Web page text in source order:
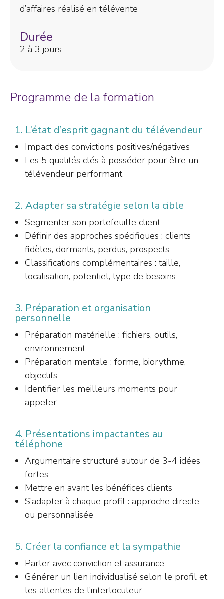
d’affaires réalisé en télévente
Durée
2 à 3 jours
Programme de la formation
1. L’état d’esprit gagnant du télévendeur
Impact des convictions positives/négatives
Les 5 qualités clés à posséder pour être un
télévendeur performant
2. Adapter sa stratégie selon la cible
Segmenter son portefeuille client
Définir des approches spécifiques : clients
fidèles, dormants, perdus, prospects
Classifications complémentaires : taille,
localisation, potentiel, type de besoins
3. Préparation et organisation
personnelle
Préparation matérielle : fichiers, outils,
environnement
Préparation mentale : forme, biorythme,
objectifs
Identifier les meilleurs moments pour
appeler
4. Présentations impactantes au
téléphone
Argumentaire structuré autour de 3-4 idées
fortes
Mettre en avant les bénéfices clients
S’adapter à chaque profil : approche directe
ou personnalisée
5. Créer la confiance et la sympathie
Parler avec conviction et assurance
Générer un lien individualisé selon le profil et
les attentes de l’interlocuteur